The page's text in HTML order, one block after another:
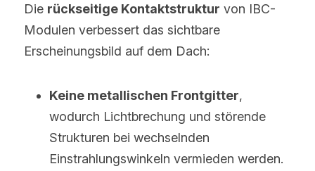
Die rückseitige Kontaktstruktur von IBC-
Modulen verbessert das sichtbare
Erscheinungsbild auf dem Dach:
Keine metallischen Frontgitter,
wodurch Lichtbrechung und störende
Strukturen bei wechselnden
Einstrahlungswinkeln vermieden werden.